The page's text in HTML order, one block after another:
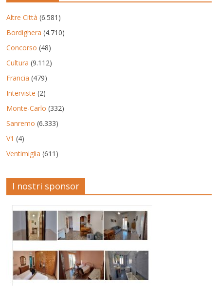
Altre Città (6.581)
Bordighera (4.710)
Concorso (48)
Cultura (9.112)
Francia (479)
Interviste (2)
Monte-Carlo (332)
Sanremo (6.333)
V1 (4)
Ventimiglia (611)
I nostri sponsor